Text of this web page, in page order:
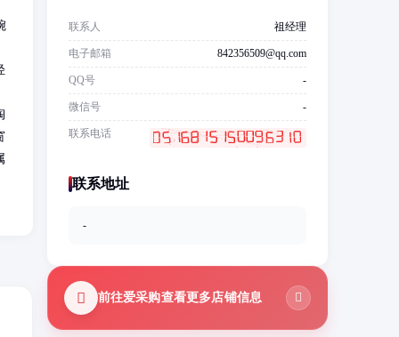
联系人 祖经理
电子邮箱 842356509@qq.com
QQ号 -
微信号 -
联系电话
联系地址
-
前往爱采购查看更多店铺信息